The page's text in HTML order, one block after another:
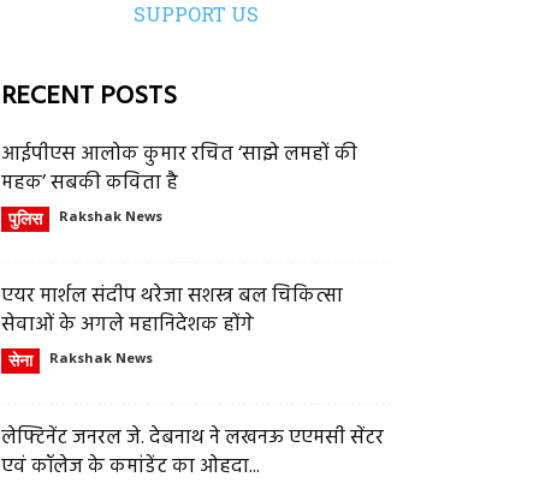
SUPPORT US
RECENT POSTS
आईपीएस आलोक कुमार रचित ‘साझे लमहों की
महक’ सबकी कविता है
पुलिस Rakshak News
एयर मार्शल संदीप थरेजा सशस्त्र बल चिकित्सा
सेवाओं के अगले महानिदेशक होंगे
सेना Rakshak News
लेफ्टिनेंट जनरल जे. देबनाथ ने लखनऊ एएमसी सेंटर
एवं कॉलेज के कमांडेंट का ओहदा...